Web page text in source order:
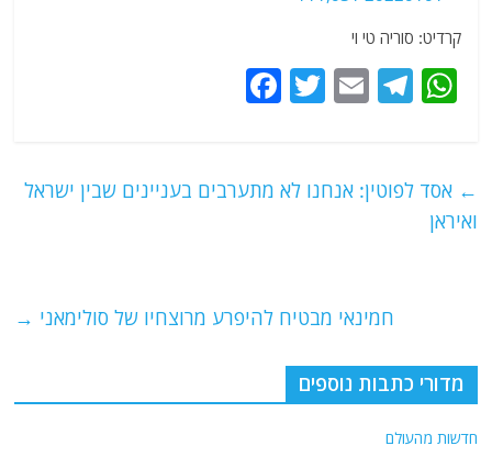
קרדיט: סוריה טי וי
W
s
T
g
E
l
T
er
e
k
← אסד לפוטין: אנחנו לא מתערבים בעניינים שבין ישראל
ואיראן
חמינאי מבטיח להיפרע מרוצחיו של סולימאני →
מדורי כתבות נוספים
חדשות מהעולם